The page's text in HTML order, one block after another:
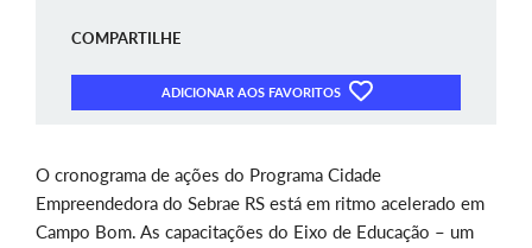
COMPARTILHE
ADICIONAR AOS FAVORITOS
O cronograma de ações do Programa Cidade
Empreendedora do Sebrae RS está em ritmo acelerado em
Campo Bom. As capacitações do Eixo de Educação – um